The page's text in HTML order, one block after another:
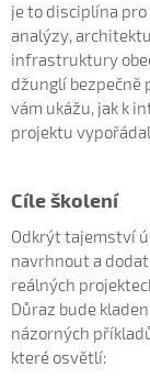
je to disciplína
analýzy,
infrastruktury
džunglí bezpečně
vám ukážu, jak k
projektu
Cíle školení
Odkrýt tajemství
navrhnout a
reálných
Důraz bude
názorných
které osvětlí: